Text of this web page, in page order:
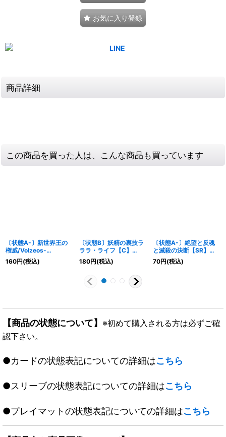
お気に入り登録
商品詳細
この商品を買った人は、こんな商品も買っています
〔状態A-〕新世界王の
権威/Volzeos-
Balamord【KGM】{(1
枚)RP20KM3/KM5}
160円(税込)
〔状態B〕妖精の裏技ラ
ララ・ライフ【C】
{DMR1050m/55}《自
然》
180円(税込)
〔状態A-〕絶望と反魂
と滅殺の決断【SR】
{23BD33/16}《闇》
70円(税込)
【商品の状態について】 ※初めて購入される方は必ずご確
認下さい。
●カードの状態表記についての詳細はこちら
●スリーブの状態表記についての詳細はこちら
●プレイマットの状態表記についての詳細はこちら